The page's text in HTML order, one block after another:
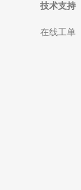
技术支持
在线工单